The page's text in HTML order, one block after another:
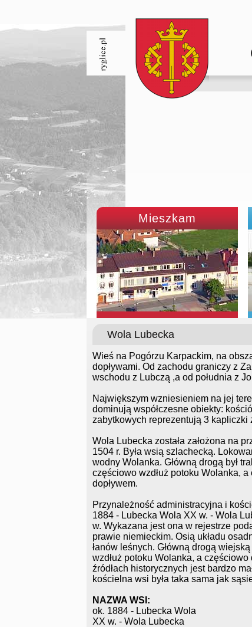
Mieszkam
Wola Lubecka
Wieś na Pogórzu Karpackim, na
dopływami. Od zachodu graniczy z
wschodu z Lubczą ,a od południa z
Największym wzniesieniem na jej
dominują współczesne obiekty:
zabytkowych reprezentują 3 kapliczki
Wola Lubecka została założona na
1504 r. Była wsią szlachecką.
wodny Wolanka. Główną drogą był
częściowo wzdłuż potoku Wolanka,
dopływem.
Przynależność administracyjna i
1884 - Lubecka Wola XX w. - Wola
w. Wykazana jest ona w rejestrze
prawie niemieckim. Osią układu
łanów leśnych. Główną drogą
wzdłuż potoku Wolanka, a
źródłach historycznych jest bardzo
kościelna wsi była taka sama jak
NAZWA WSI:
ok. 1884 - Lubecka Wola
XX w. - Wola Lubecka